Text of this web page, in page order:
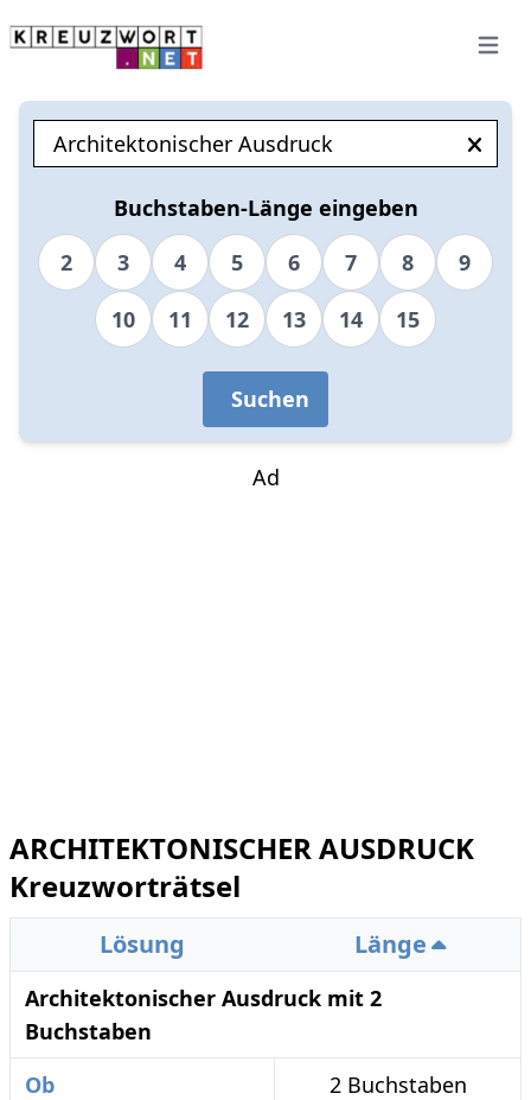
Open
Buchstaben-Länge eingeben
2
3 4 5 6 7 8
9
10
11 12 13 14 15
Suchen
Ad
ARCHITEKTONISCHER AUSDRUCK
Kreuzworträtsel
Lösung Länge
Architektonischer Ausdruck mit 2
Buchstaben
Ob
2 Buchstaben